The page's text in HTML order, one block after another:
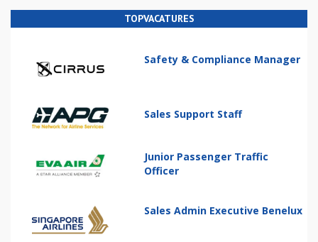
TOPVACATURES
Safety & Compliance Manager
Sales Support Staff
Junior Passenger Traffic
Officer
Sales Admin Executive Benelux